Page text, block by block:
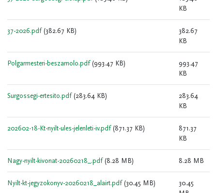
KB
37-2026.pdf (382.67 KB)
382.67
KB
Polgarmesteri-beszamolo.pdf (993.47 KB)
993.47
KB
Surgossegi-ertesito.pdf (283.64 KB)
283.64
KB
202602-18-Kt-nyilt-ules-jelenleti-iv.pdf (871.37 KB)
871.37
KB
Nagy-nyilt-kivonat-20260218_.pdf (8.28 MB) 8.28 MB
Nyilt-kt-jegyzokonyv-20260218_alairt.pdf (30.45 MB)
30.45